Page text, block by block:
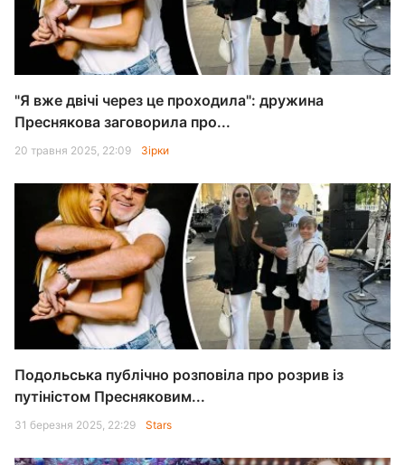
"Я вже двічі через це проходила": дружина
Преснякова заговорила про...
20 травня 2025, 22:09 Зірки
Подольська публічно розповіла про розрив із
путіністом Пресняковим...
31 березня 2025, 22:29 Stars